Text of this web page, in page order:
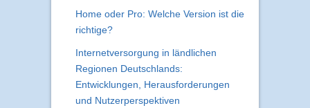
Home oder Pro: Welche Version ist die
richtige?
Internetversorgung in ländlichen
Regionen Deutschlands:
Entwicklungen, Herausforderungen
und Nutzerperspektiven